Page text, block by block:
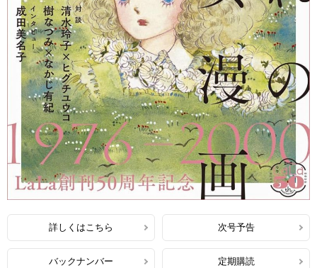
詳しくはこちら 次号予告
バックナンバー 定期購読